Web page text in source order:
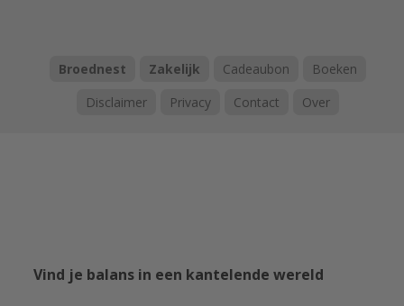
Broednest Zakelijk Cadeaubon
Boeken
Disclaimer
Privacy Contact Over
Vind je balans in een kantelende wereld